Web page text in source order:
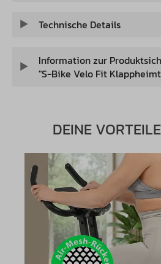
Technische Details
Information zur
"S-Bike Velo Fit
DEINE